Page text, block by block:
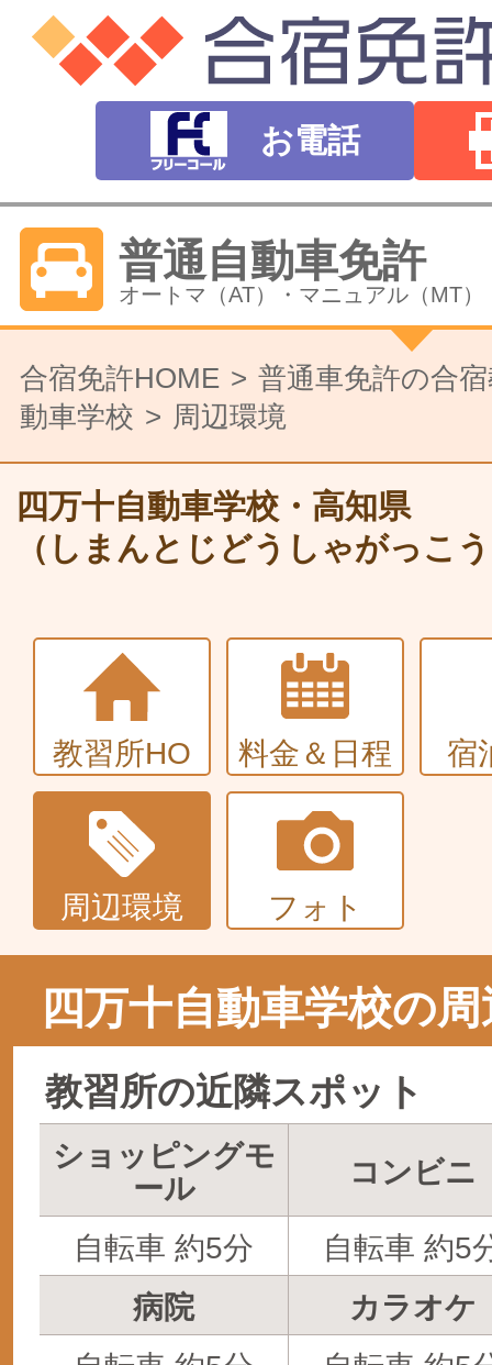
お電話
普通自動車免許
オートマ（AT）・マニュアル（MT）
バイク免許
普通二輪（中型二輪）・大型二輪
大型〜二種免許
中型・大型特殊・けん引・大型二種
普通車+バイク
同時取得
合宿免許HOME
普通車免許の合
動車学校
周辺環境
四万十自動車学校・高知県
（しまんとじどうしゃがっこ
教習所HO 料金＆日程 宿
周辺環境 フォト
四万十自動車学校の
教習所の近隣スポット
ショッピングモ
ール
コンビニ
自転車 約5分
自転車 約5
病院
カラオケ